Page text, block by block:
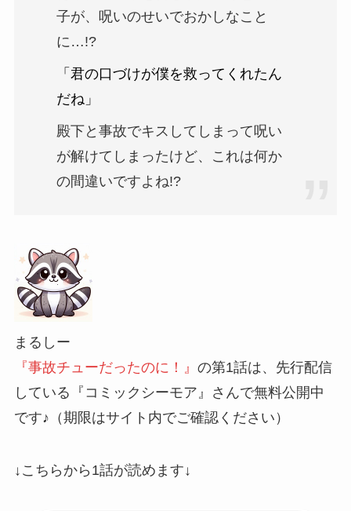
子が、呪いのせいでおかしなこと
に…!?
「君の口づけが僕を救ってくれたん
だね」
殿下と事故でキスしてしまって呪い
が解けてしまったけど、これは何か
の間違いですよね!?
まるしー
『事故チューだったのに！』 の第1話は、先行配信
している『コミックシーモア』さんで無料公開中
です♪ （期限はサイト内でご確認ください）
↓こちらから1話が読めます↓